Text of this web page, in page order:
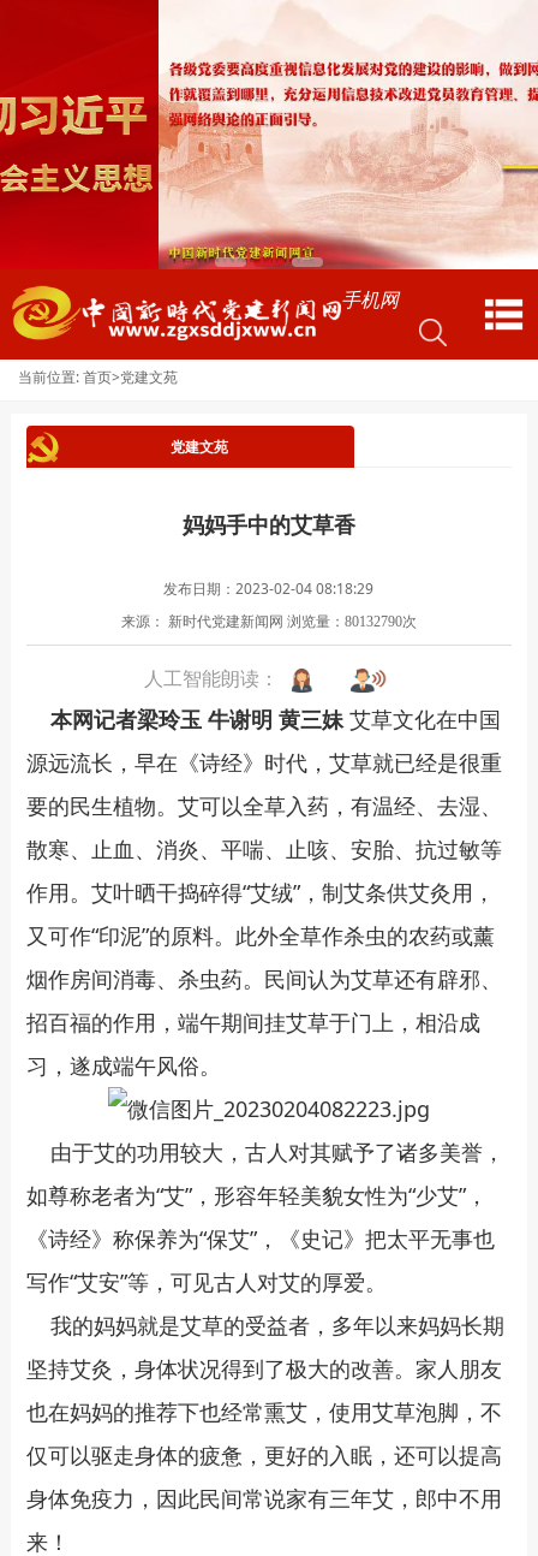
手机网
当前位置: 首页>党建文苑
党建文苑
妈妈手中的艾草香
发布日期：2023-02-04 08:18:29
来源： 新时代党建新闻网 浏览量： 80132790次
人工智能朗读：
本网记者梁玲玉 牛谢明 黄三妹艾草文化在中国
源远流长，早在《诗经》时代，艾草就已经是很重
要的民生植物。艾可以全草入药，有温经、去湿、
散寒、止血、消炎、平喘、止咳、安胎、抗过敏等
作用。艾叶晒干捣碎得“艾绒”，制艾条供艾灸用，
又可作“印泥”的原料。此外全草作杀虫的农药或薰
烟作房间消毒、杀虫药。民间认为艾草还有辟邪、
招百福的作用，端午期间挂艾草于门上，相沿成
习，遂成端午风俗。
由于艾的功用较大，古人对其赋予了诸多美誉，
如尊称老者为“艾”，形容年轻美貌女性为“少艾”，
《诗经》称保养为“保艾”，《史记》把太平无事也
写作“艾安”等，可见古人对艾的厚爱。
我的妈妈就是艾草的受益者，多年以来妈妈长期
坚持艾灸，身体状况得到了极大的改善。家人朋友
也在妈妈的推荐下也经常熏艾，使用艾草泡脚，不
仅可以驱走身体的疲惫，更好的入眠，还可以提高
身体免疫力，因此民间常说家有三年艾，郎中不用
来！